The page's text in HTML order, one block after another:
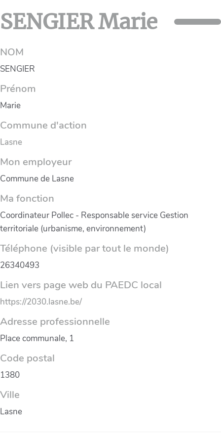
SENGIER Marie
NOM
SENGIER
Prénom
Marie
Commune d'action
Lasne
Mon employeur
Commune de Lasne
Ma fonction
Coordinateur Pollec - Responsable service Gestion
territoriale (urbanisme, environnement)
Téléphone (visible par tout le monde)
26340493
Lien vers page web du PAEDC local
https://2030.lasne.be/
Adresse professionnelle
Place communale, 1
Code postal
1380
Ville
Lasne